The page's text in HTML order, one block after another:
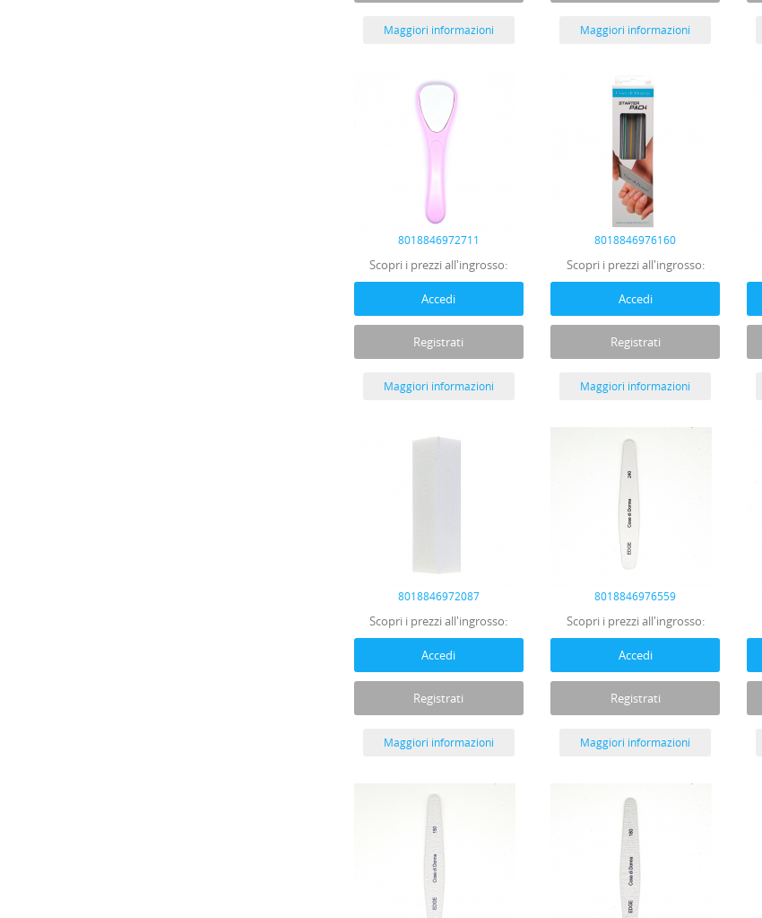
Maggiori informazioni Maggiori informazioni
8018846972711
Scopri i prezzi all'ingrosso:
Accedi
Registrati
Maggiori informazioni
8018846976160
Scopri i prezzi all'ingrosso:
Accedi
Registrati
Maggiori informazioni
8018846972087
Scopri i prezzi all'ingrosso:
Accedi
Registrati
Maggiori informazioni
8018846976559
Scopri i prezzi all'ingrosso:
Accedi
Registrati
Maggiori informazioni